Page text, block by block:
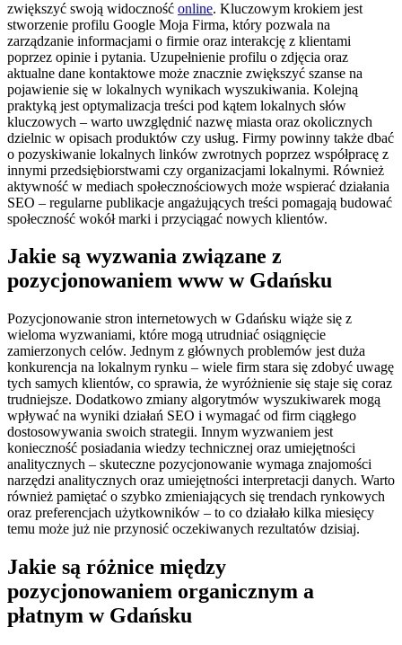
zwiększyć swoją widoczność online. Kluczowym krokiem jest
stworzenie profilu Google Moja Firma, który pozwala na
zarządzanie informacjami o firmie oraz interakcję z klientami
poprzez opinie i pytania. Uzupełnienie profilu o zdjęcia oraz
aktualne dane kontaktowe może znacznie zwiększyć szanse na
pojawienie się w lokalnych wynikach wyszukiwania. Kolejną
praktyką jest optymalizacja treści pod kątem lokalnych słów
kluczowych – warto uwzględnić nazwę miasta oraz okolicznych
dzielnic w opisach produktów czy usług. Firmy powinny także dbać
o pozyskiwanie lokalnych linków zwrotnych poprzez współpracę z
innymi przedsiębiorstwami czy organizacjami lokalnymi. Również
aktywność w mediach społecznościowych może wspierać działania
SEO – regularne publikacje angażujących treści pomagają budować
społeczność wokół marki i przyciągać nowych klientów.
Jakie są wyzwania związane z
pozycjonowaniem www w Gdańsku
Pozycjonowanie stron internetowych w Gdańsku wiąże się z
wieloma wyzwaniami, które mogą utrudniać osiągnięcie
zamierzonych celów. Jednym z głównych problemów jest duża
konkurencja na lokalnym rynku – wiele firm stara się zdobyć uwagę
tych samych klientów, co sprawia, że wyróżnienie się staje się coraz
trudniejsze. Dodatkowo zmiany algorytmów wyszukiwarek mogą
wpływać na wyniki działań SEO i wymagać od firm ciągłego
dostosowywania swoich strategii. Innym wyzwaniem jest
konieczność posiadania wiedzy technicznej oraz umiejętności
analitycznych – skuteczne pozycjonowanie wymaga znajomości
narzędzi analitycznych oraz umiejętności interpretacji danych. Warto
również pamiętać o szybko zmieniających się trendach rynkowych
oraz preferencjach użytkowników – to co działało kilka miesięcy
temu może już nie przynosić oczekiwanych rezultatów dzisiaj.
Jakie są różnice między
pozycjonowaniem organicznym a
płatnym w Gdańsku